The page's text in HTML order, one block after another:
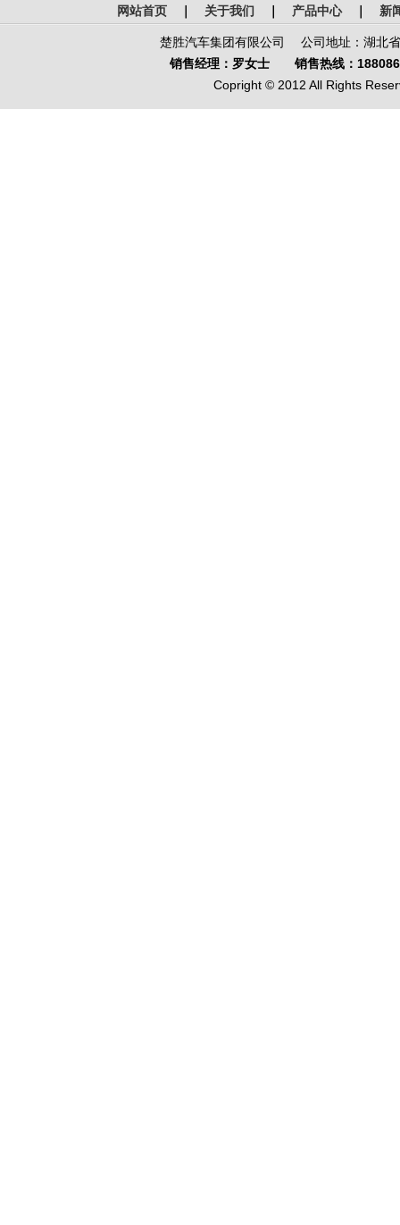
网站首页 关于我们 产品中心｜ 新
楚胜汽车集团有限公司 公司地址：湖北
销售经理：罗女士 销售热线：
Copright © 2012 All Rights